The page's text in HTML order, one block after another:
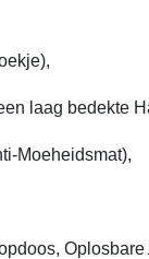
laag bedekte
Moeheidsmat),
Oplosbare